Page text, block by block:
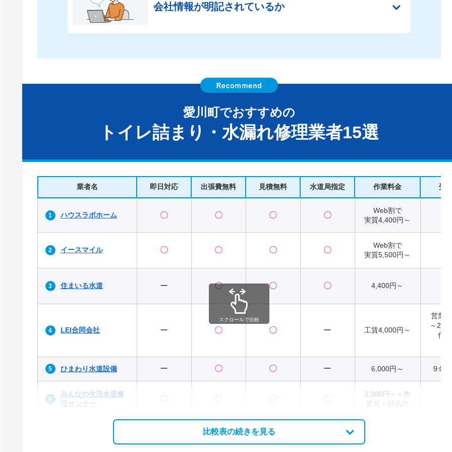
会社情報が明記されているか
愛川町でおすすめの
トイレ詰まり・水漏れ修理業者15選
業者名 即日対応 出張費無料 見積無料 水道局指定 作業料金 受
ハウスラボホーム 〇 〇 〇 〇
Web割で
実質4,400円～
イースマイル 〇 〇 〇 〇
Web割で
実質5,500円～
住まいる水道 ー 〇 〇 〇 4,400円～
LEI合同会社 ー 〇 〇 ー 工賃4,000円～
営業時
～
付
ひまわり水道設備 ー 〇 〇 ー 6,000円～ 9:00
みんなの生活⽔道修
理センター
〇 〇 〇 〇
3,300円～＋作
業代＋部品代
スクロールで比較
比較表の続きを見る